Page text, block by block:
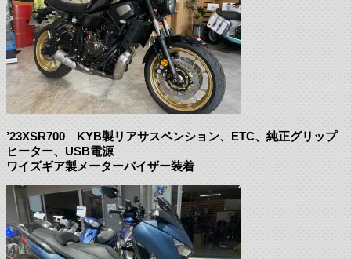
’23XSR700 KYB製リアサスペンション、ETC、純正グリップ
ヒーター、USB電源
ワイズギア製メーターバイザー装着